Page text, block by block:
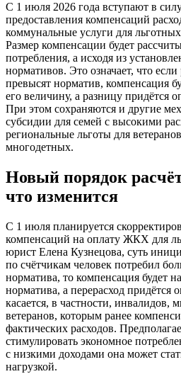
С 1 июля 2026 года вступают в
предоставления компенсаций
коммунальные услуги для
Размер компенсации будет
потребления, а исходя из
нормативов. Это означает, что
превысят норматив, компенсация
его величину, а разницу придётся
При этом сохраняются и другие
субсидии для семей с высокими
региональные льготы для
многодетных.
Новый порядок
что изменится
С 1 июля планируется
компенсаций на оплату ЖКХ для
юрист Елена Кузнецова, суть
по счётчикам человек потребил
норматива, то компенсация будет
норматива, а перерасход придётся
касается, в частности, инвалидов,
ветеранов, которым ранее
фактических расходов.
стимулировать экономное
с низкими доходами она может
нагрузкой.